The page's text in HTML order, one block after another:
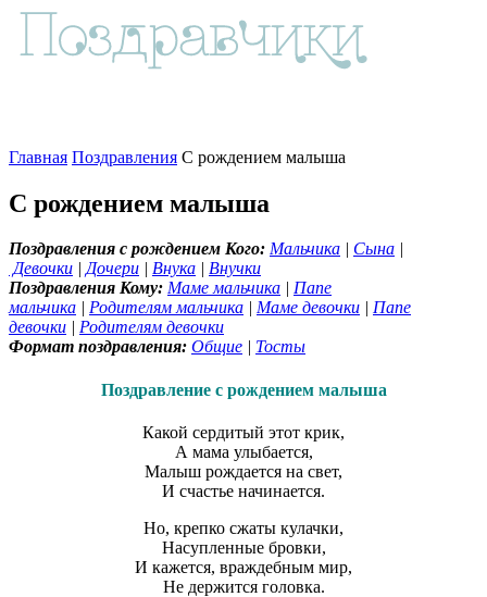
Главная Поздравления С рождением малыша
С рождением малыша
Поздравления с рождением Кого: Мальчика Сына
Девочки |Дочери Внука
Внучки
Поздравления Кому: Маме мальчика
Папе
мальчика
Родителям мальчика Маме девочки
Папе
девочки
Родителям девочки
Формат поздравления: Общие Тосты
Поздравление с рождением малыша
Какой сердитый этот крик,
А мама улыбается,
Малыш рождается на свет,
И счастье начинается.
Но, крепко сжаты кулачки,
Насупленные бровки,
И кажется, враждебным мир,
Не держится головка.